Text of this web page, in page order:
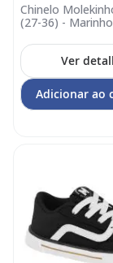
Chinelo
(27-36) -
Ver
Adicionar ao